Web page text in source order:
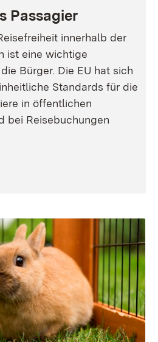
Passagier
innerhalb der
ist eine wichtige
Bürger. Die EU hat sich
Standards für die
in öffentlichen
bei Reisebuchungen